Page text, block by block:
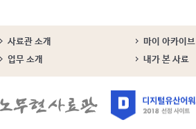
사료관 소개 마이 아카이브
업무 소개
내가 본 사료